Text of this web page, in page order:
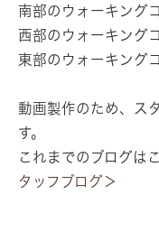
南部のウォーキング
西部のウォーキング
東部のウォーキング
動画製作のため、ス
す。
これまでのブログ
タッフブログ＞